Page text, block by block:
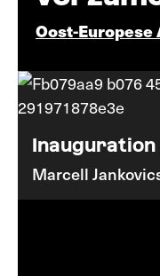
Oost-
Inauguration
Marcell